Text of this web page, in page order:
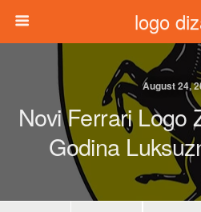
logo
August 24,
Novi Ferrari Logo
Godina